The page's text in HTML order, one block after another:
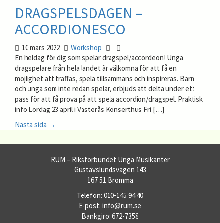
DRAGSPELSDAGEN –
ACCORDIONESCO
10 mars 2022
Workshop
En heldag för dig som spelar dragspel/accordeon! Unga
dragspelare från hela landet är välkomna för att få en
möjlighet att träffas, spela tillsammans och inspireras. Barn
och unga som inte redan spelar, erbjuds att delta under ett
pass för att få prova på att spela accordion/dragspel. Praktisk
info Lördag 23 april i Västerås Konserthus Fri […]
Nästa sida →
RUM – Riksförbundet Unga Musikanter
Gustavslundsvägen 143
167 51 Bromma
Telefon: 010-145 94 40
E-post: info@rum.se
Bankgiro: 672-7358